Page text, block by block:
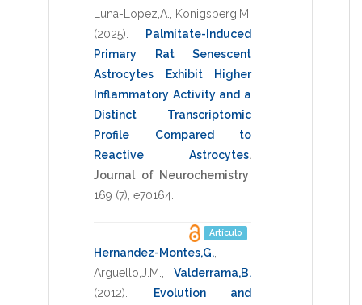
Luna-Lopez,A.
Konigsberg,M.
(2025)
Palmitate-Induced
Primary Rat Senescent
Astrocytes Exhibit Higher
Inflammatory Activity and a
Distinct Transcriptomic
Profile Compared to
Reactive Astrocytes.
Journal of Neurochemistry
169 (7), e70164
Artículo
Hernandez-Montes,G.
Arguello,J.M.
Valderrama,B.
(2012)
Evolution and